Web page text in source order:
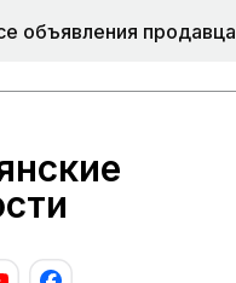
объявления продавца